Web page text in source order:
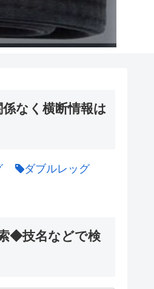
なく横断情報は
ダブルレッグ
◆技名などで検